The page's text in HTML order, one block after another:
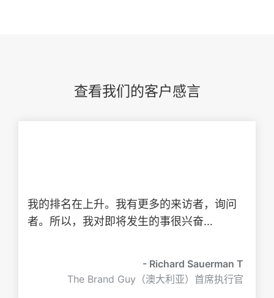
查看我们的客户感言
我的排名在上升。我有更多的来访者，询问
者。所以，我对即将发生的事很兴奋…
- Richard Sauerman T
The Brand Guy（澳大利亚）首席执行官